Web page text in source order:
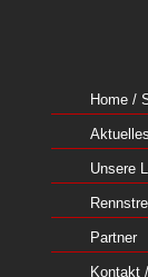
Home /
Unsere
Partner
Kontakt